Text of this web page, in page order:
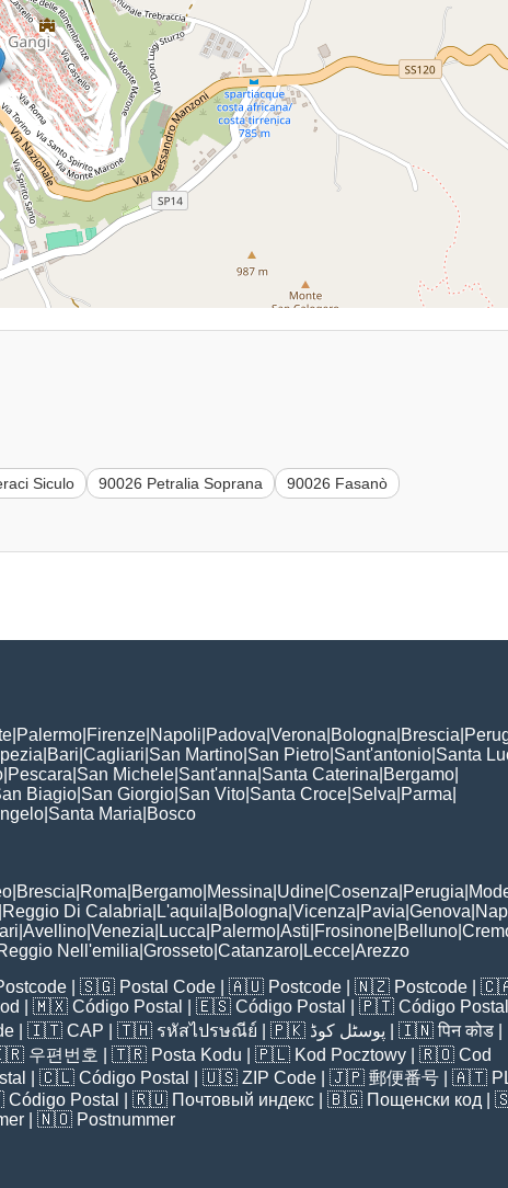
Siculo 90026 Petralia Soprana
90026 Fasanò
Palermo Firenze Napoli Padova Verona Bologna Brescia
Bari Cagliari San Martino San Pietro Sant'antonio Santa
Pescara San Michele Sant'anna Santa Caterina Bergamo
Biagio San Giorgio San Vito Santa Croce Selva Parma
Santa Maria Bosco
Brescia Roma Bergamo Messina Udine Cosenza Perugia
Reggio Di Calabria L'aquila Bologna Vicenza Pavia Genova
Avellino Venezia Lucca Palermo Asti Frosinone Belluno
Nell'emilia Grosseto Catanzaro Lecce Arezzo
| 🇸🇬 Postal Code | 🇦🇺 Postcode | 🇳🇿 Postcode |
| 🇲🇽 Código Postal | 🇪🇸 Código Postal | 🇵🇹 Código Postal
| 🇮🇹 CAP | 🇹🇭 รหัสไปรษณีย์ | 🇵🇰 پوسٹل کوڈ | 🇮🇳पिन कोड
우편번호 | 🇹🇷 Posta Kodu | 🇵🇱 Kod Pocztowy | 🇷🇴 Cod
| 🇨🇱 Código Postal | 🇺🇸 ZIP Code | 🇯🇵 郵便番号 | 🇦🇹
Código Postal | 🇷🇺 Почтовый индекс | 🇧🇬 Пощенски код |
| 🇳🇴 Postnummer